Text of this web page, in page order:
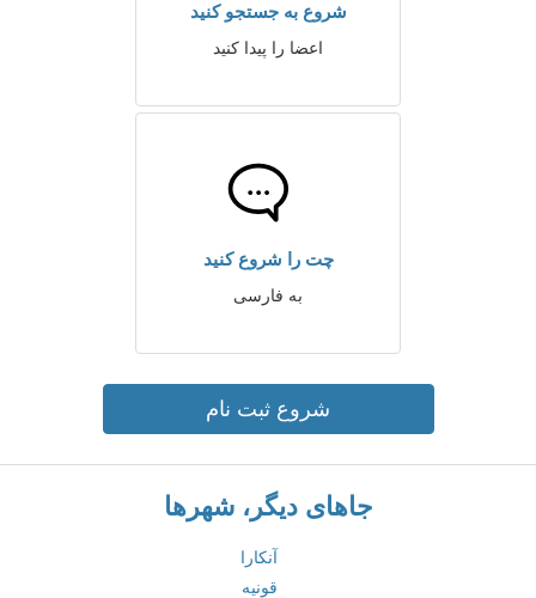
شروع به جستجو کنید
اعضا را پیدا کنید
چت را شروع کنید
به فارسی
شروع ثبت نام
جاهای دیگر، شهرها
آنکارا
قونیه